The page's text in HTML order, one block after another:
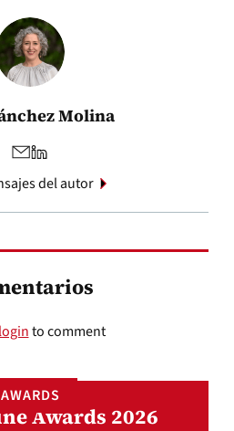
Molina
del autor
loginto comment
AWARDS
Awards 2026